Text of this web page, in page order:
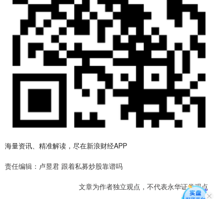
海量资讯、精准解读，尽在新浪财经APP
责任编辑：卢昱君 跟着私募炒股靠谱吗
文章为作者独立观点，不代表永华证券观点